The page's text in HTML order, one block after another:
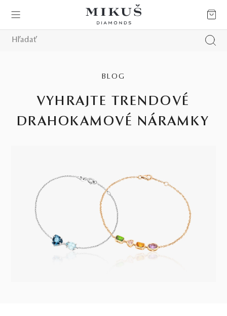
BLOG
VYHRAJTE TRENDOVÉ
DRAHOKAMOVÉ NÁRAMKY